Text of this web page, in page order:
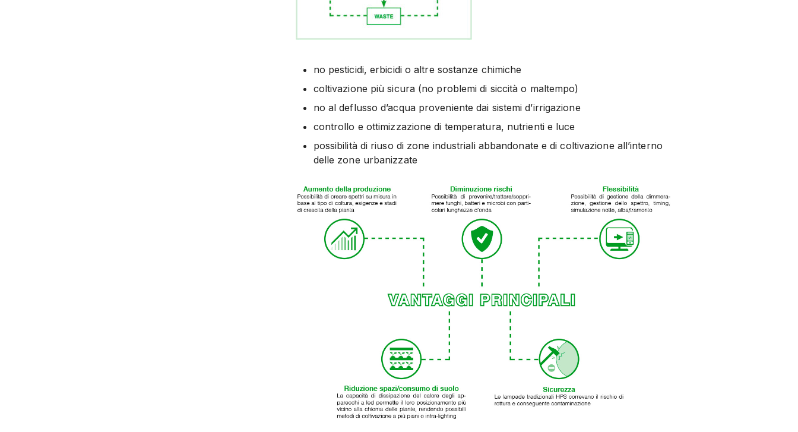
no pesticidi, erbicidi o altre sostanze chimiche
coltivazione più sicura (no problemi di siccità o maltempo)
no al deflusso d’acqua proveniente dai sistemi d’irrigazione
controllo e ottimizzazione di temperatura, nutrienti e luce
possibilità di riuso di zone industriali abbandonate e di coltivazione all’interno
delle zone urbanizzate